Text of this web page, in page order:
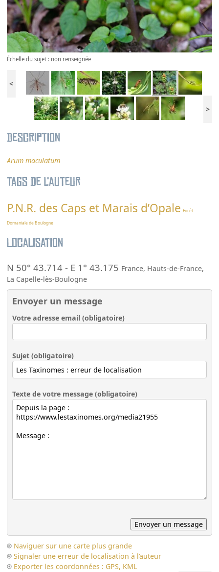
Échelle du sujet : non renseignée
<
>
Description
Arum maculatum
Tags de l’auteur
P.N.R. des Caps et Marais d’Opale Forêt
Domaniale de Boulogne
Localisation
N 50° 43.714 - E 1° 43.175 France, Hauts-de-France,
La Capelle-lès-Boulogne
Envoyer un message
Votre adresse email (obligatoire)
Sujet (obligatoire)
Texte de votre message (obligatoire)
Naviguer sur une carte plus grande
Signaler une erreur de localisation à l’auteur
Exporter les coordonnées : GPS, KML